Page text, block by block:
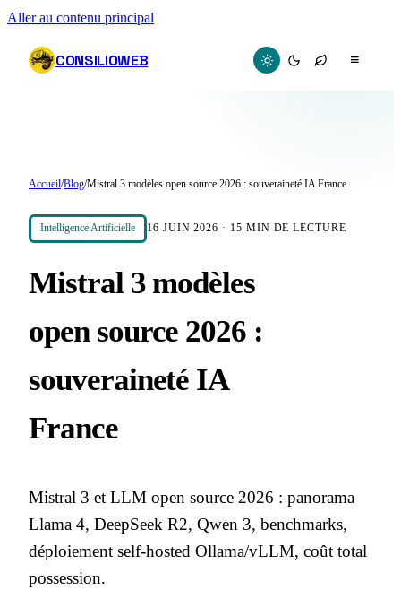
Aller au contenu principal
CONSILIOWEB ≡
Accueil/Blog/Mistral 3 modèles open source 2026 : souveraineté IA France
Intelligence Artificielle 16 JUIN 2026 · 15 MIN DE LECTURE
Mistral 3 modèles
open source 2026 :
souveraineté IA
France
Mistral 3 et LLM open source 2026 : panorama
Llama 4, DeepSeek R2, Qwen 3, benchmarks,
déploiement self-hosted Ollama/vLLM, coût total
possession.